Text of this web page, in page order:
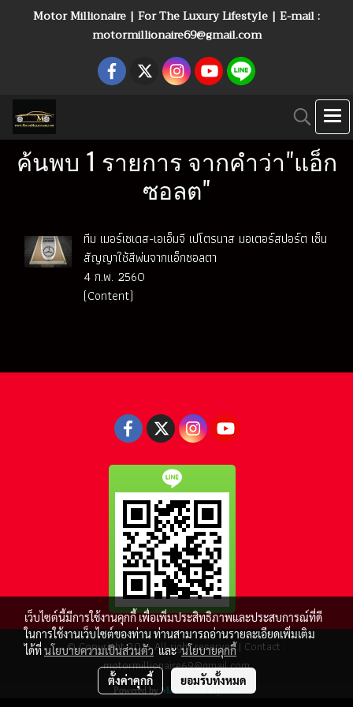
Motor Millionaire | For The Luxury Lifestyle | E-mail :
motormillionaire69@gmail.com
ค้นพบ 1 รายการ จากคำว่า"แอ็ก
ซอลต"
ทีม เมอร์เซเดส-เอเอ็มจี เปโตรนาส มอเตอร์สปอร์ต เซ็น
สัญญาใช้สีพ่นจากแอ็กซอลตา
4 ก.พ. 2560
(Content)
© Copyright 2016 All right reserved.| Contact :
motormillionaire69@gmail.com
Powered by MakeWebEasy.com
เว็บไซต์นี้มีการใช้งานคุกกี้ เพื่อเพิ่มประสิทธิภาพและประสบการณ์ที่ดี
ในการใช้งานเว็บไซต์ของท่าน ท่านสามารถอ่านรายละเอียดเพิ่มเติม
ได้ที่นโยบายความเป็นส่วนตัวและนโยบายคุกกี้
ตั้งค่าคุกกี้ ยอมรับทั้งหมด